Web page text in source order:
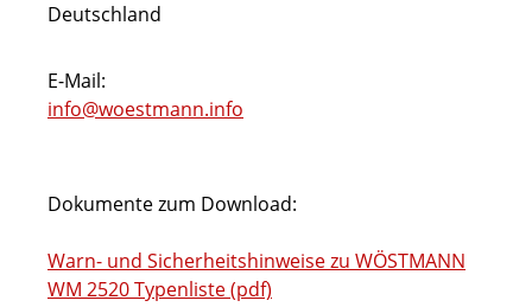
Deutschland
E-Mail:
info@woestmann.info
Dokumente zum Download:
Warn- und Sicherheitshinweise zu WÖSTMANN
WM 2520 Typenliste (pdf)